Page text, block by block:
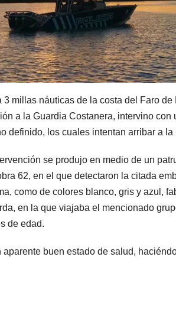
3 millas náuticas de la costa del Faro
a la Guardia Costanera, intervino
definido, los cuales intentan arribar a la
se produjo en medio de un
62, en el que detectaron la citada
como de colores blanco, gris y azul,
en la que viajaba el mencionado
de edad.
buen estado de salud,